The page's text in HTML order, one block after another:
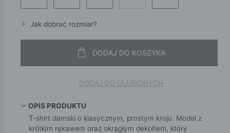
Jak dobrać rozmiar?
DODAJ DO KOSZYKA
DODAJ DO ULUBIONYCH
OPIS PRODUKTU
T-shirt damski o klasycznym, prostym kroju. Model z
krótkim rękawem oraz okrągłym dekoltem, który